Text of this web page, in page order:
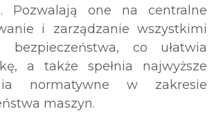
. Pozwalają one na centralne
i zarządzanie wszystkimi
bezpieczeństwa, co ułatwia
a także spełnia najwyższe
normatywne w zakresie
maszyn.